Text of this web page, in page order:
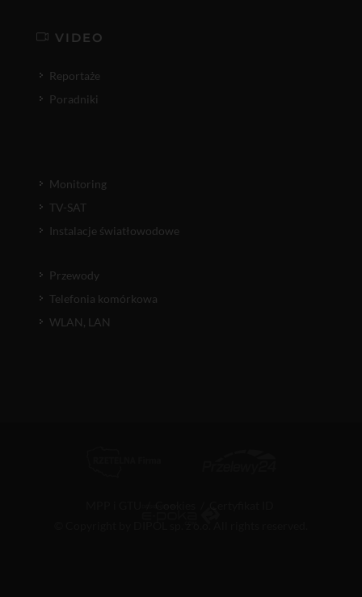
VIDEO
Reportaże
Poradniki
Monitoring
TV-SAT
Instalacje światłowodowe
Przewody
Telefonia komórkowa
WLAN, LAN